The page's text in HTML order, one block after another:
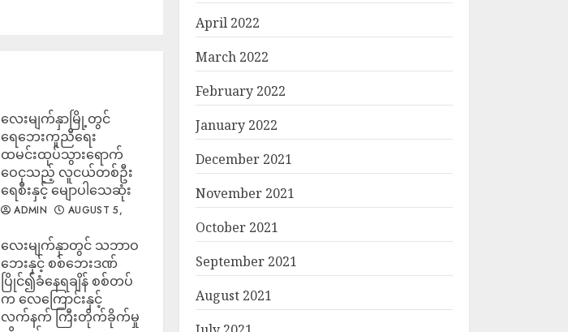
လေးမျက်နှာမြို့တွင်
ရေဘေးကူညီရေး
ထမင်းထုပ်သွားရောက်
ဝေငှသည့် လူငယ်တစ်ဦး
ရေစီးနှင့် မျောပါသေဆုံး
ADMIN
AUGUST 5,
‎လေးမျက်နှာတွင် သဘာဝ
ဘေးနှင့် စစ်ဘေးဒဏ်
ပြိုင်၍ခံနေရချိန် စစ်တပ်
က လေကြောင်းနှင့်
လက်နက် ကြီးတိုက်ခိုက်မှု
April 2022
March 2022
February 2022
January 2022
December 2021
November 2021
October 2021
September 2021
August 2021